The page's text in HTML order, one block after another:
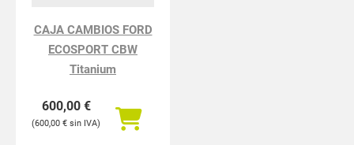
CAJA CAMBIOS FORD
ECOSPORT CBW
Titanium
600,00 €
600,00 €